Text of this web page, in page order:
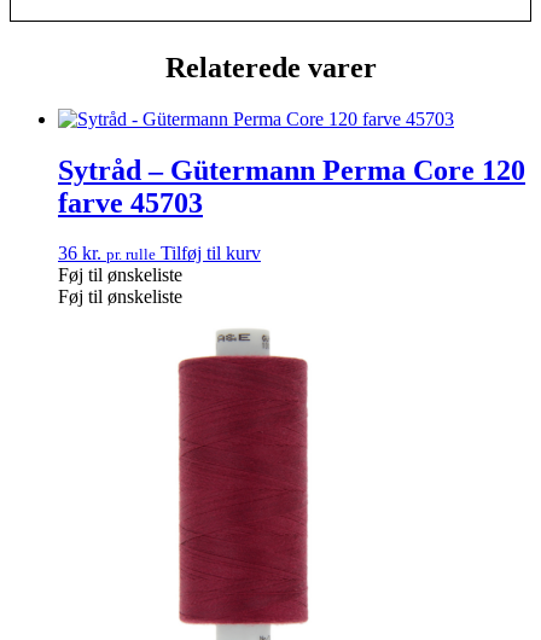
Relaterede varer
Sytråd – Gütermann Perma Core 120
farve 45703
36 kr. pr. rulle Tilføj til kurv
Føj til ønskeliste
Føj til ønskeliste